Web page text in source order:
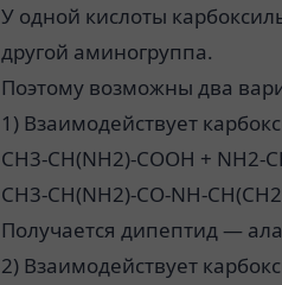
У одной кислоты
другой аминогруппа.
Поэтому возможны два
1) Взаимодействует
CH3-CH(NH2)-COOH + NH2-
CH3-CH(NH2)-CO-NH-
Получается дипептид —
2) Взаимодействует